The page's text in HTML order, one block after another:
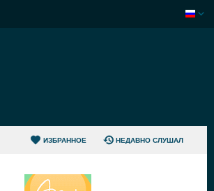
ИЗБРАННОЕ НЕДАВНО СЛУШАЛ